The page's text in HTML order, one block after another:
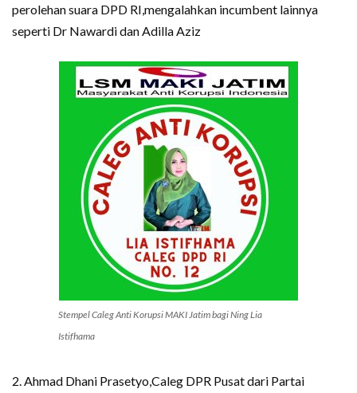
perolehan suara DPD RI,mengalahkan incumbent lainnya
seperti Dr Nawardi dan Adilla Aziz
Stempel Caleg Anti Korupsi MAKI Jatim bagi Ning Lia
Istifhama
2. Ahmad Dhani Prasetyo,Caleg DPR Pusat dari Partai